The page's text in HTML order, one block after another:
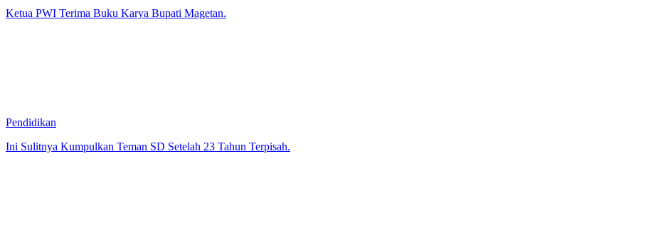
Ketua PWI Terima Buku Karya Bupati Magetan.
Pendidikan
Ini Sulitnya Kumpulkan Teman SD Setelah 23 Tahun Terpisah.